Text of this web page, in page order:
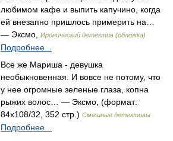
любимом кафе и выпить капучино, когда
ей внезапно пришлось примерить на…
— Эксмо,
Иронический детектив (обложка)
Подробнее...
Все же Мариша - девушка
необыкновенная. И вовсе не потому, что
у нее огромные зеленые глаза, копна
рыжих волос… — Эксмо, (формат:
84x108/32, 352 стр.) Смешные детективы
Подробнее...